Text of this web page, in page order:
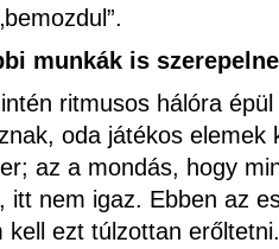
munkák is
ritmusos hálóra
oda játékos elemek
az a mondás, hogy
itt nem igaz. Ebben az
kell ezt túlzottan